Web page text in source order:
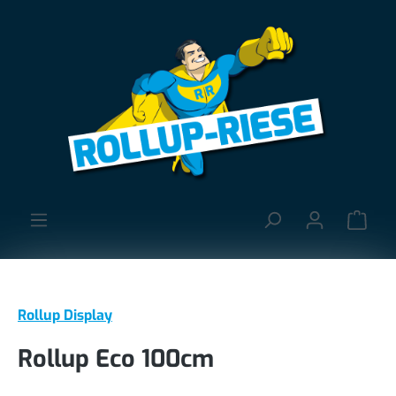
Rollup Display
Rollup Eco 100cm